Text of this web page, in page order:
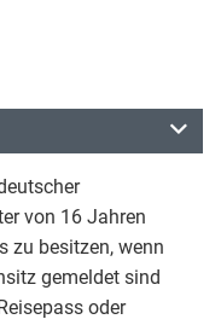
von 16 Jahren
zu besitzen, wenn
gemeldet sind
oder